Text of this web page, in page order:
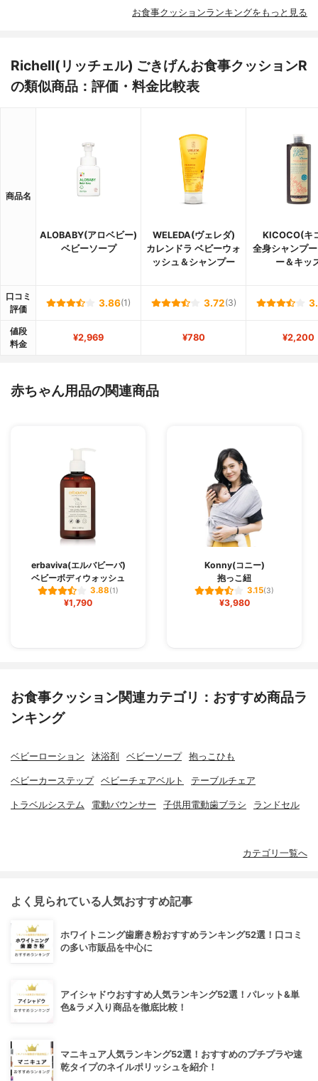
お食事クッションランキングをもっと見る
Richell(リッチェル) ごきげんお食事クッションR
の類似商品：評価・料金比較表
商品名
ALOBABY(アロベビー)
ベビーソープ
WELEDA(ヴェレダ)
カレンドラ ベビーウォ
ッシュ＆シャンプー
KICOCO(キ
全身シャンプ
ー＆キッ
口コミ
評価
3.86(1) 3.72(3)
値段
料金
¥2,969 ¥780 ¥2,200
赤ちゃん用品の関連商品
erbaviva(エルバビーバ)
ベビーボディウォッシュ
3.88(1)
¥1,790
Konny(コニー)
抱っこ紐
3.15(3)
¥3,980
お食事クッション関連カテゴリ：おすすめ商品ラ
ンキング
ベビーローション 沐浴剤 ベビーソープ 抱っこひも
ベビーカーステップ ベビーチェアベルト テーブルチェア
トラベルシステム 電動バウンサー 子供用電動歯ブラシ ランドセル
カテゴリ一覧へ
よく見られている人気おすすめ記事
ホワイトニング歯磨き粉おすすめランキング52選！口コミ
の多い市販品を中心に
アイシャドウおすすめ人気ランキング52選！パレット&単
色&ラメ入り商品を徹底比較！
マニキュア人気ランキング52選！おすすめのプチプラや速
乾タイプのネイルポリッシュを紹介！